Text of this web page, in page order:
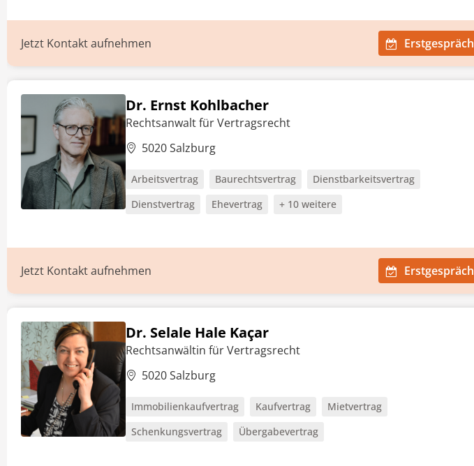
Jetzt Kontakt aufnehmen Erstgespräch
Dr. Ernst Kohlbacher
Rechtsanwalt für Vertragsrecht
5020 Salzburg
Arbeitsvertrag Baurechtsvertrag
Dienstbarkeitsvertrag
Dienstvertrag
Ehevertrag + 10 weitere
Jetzt Kontakt aufnehmen Erstgespräch
Dr. Selale Hale Kaçar
Rechtsanwältin für Vertragsrecht
5020 Salzburg
Immobilienkaufvertrag Kaufvertrag
Mietvertrag
Schenkungsvertrag
Übergabevertrag